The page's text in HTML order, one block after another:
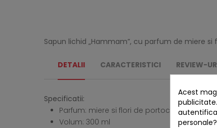
Sapun lichid „Hammam”, cu parfum de miere
DETALII CARACTERISTICI REVIEW-
Specificatii:
Parfum: miere si flori de portocal, pe baza
Volum: 300 ml
Acest
personale?